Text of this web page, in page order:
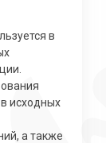
в
исходных
а также